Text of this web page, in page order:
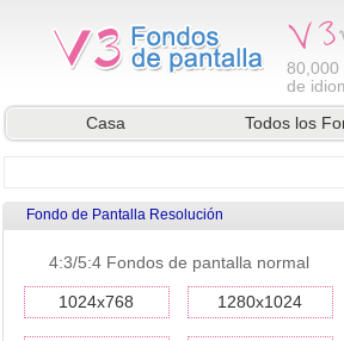
80,000
de
Casa
Todos los
Fondo de Pantalla Resolución
4:3/5:4 Fondos de pantalla normal
1024x768 1280x1024